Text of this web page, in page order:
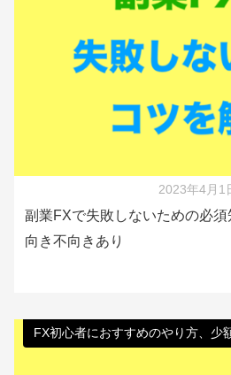
2023年4月1
副業FXで失敗しないための必須
向き不向きあり
FX初心者におすすめのやり方、少